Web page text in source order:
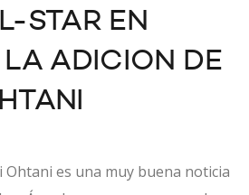
STAR EN
LA ADICION DE
Ohtani es una muy buena noticia